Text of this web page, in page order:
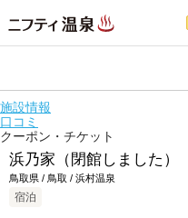
施設情報
口コミ
クーポン・チケット
浜乃家（閉館しました）
鳥取県 / 鳥取 / 浜村温泉
宿泊